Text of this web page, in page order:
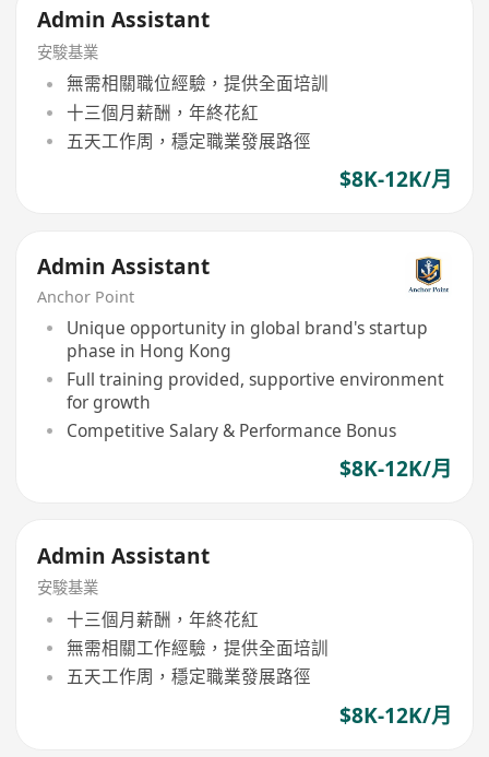
Admin Assistant
安駿基業
無需相關職位經驗，提供全面培訓
十三個月薪酬，年終花紅
五天工作周，穩定職業發展路徑
$8K-12K/月
Admin Assistant
Anchor Point
Unique opportunity in global brand's startup
phase in Hong Kong
Full training provided, supportive environment
for growth
Competitive Salary & Performance Bonus
$8K-12K/月
Admin Assistant
安駿基業
十三個月薪酬，年終花紅
無需相關工作經驗，提供全面培訓
五天工作周，穩定職業發展路徑
$8K-12K/月